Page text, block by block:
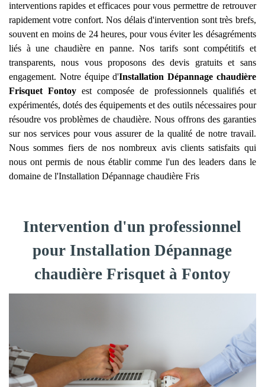
interventions rapides et efficaces pour vous permettre de retrouver
rapidement votre confort. Nos délais d'intervention sont très brefs,
souvent en moins de 24 heures, pour vous éviter les désagréments
liés à une chaudière en panne. Nos tarifs sont compétitifs et
transparents, nous vous proposons des devis gratuits et sans
engagement. Notre équipe d'Installation Dépannage chaudière
Frisquet Fontoy est composée de professionnels qualifiés et
expérimentés, dotés des équipements et des outils nécessaires pour
résoudre vos problèmes de chaudière. Nous offrons des garanties
sur nos services pour vous assurer de la qualité de notre travail.
Nous sommes fiers de nos nombreux avis clients satisfaits qui
nous ont permis de nous établir comme l'un des leaders dans le
domaine de l'Installation Dépannage chaudière Fris
Intervention d'un professionnel
pour Installation Dépannage
chaudière Frisquet à Fontoy